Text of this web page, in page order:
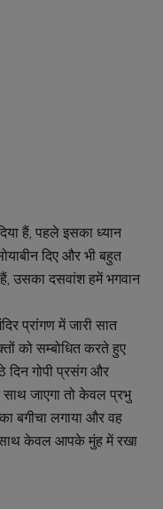
हैं, पहले इसका ध्यान
दिए और भी बहुत
उसका दसवांश हमें भगवान
प्रांगण में जारी सात
को सम्बोधित करते हुए
गोपी प्रसंग और
जाएगा तो केवल प्रभु
बगीचा लगाया और वह
केवल आपके मुंह में रखा